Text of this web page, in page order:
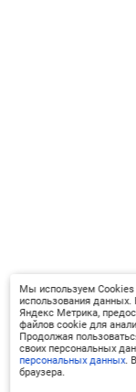
Мы используем Cookies
использования данных.
Яндекс Метрика,
файлов cookie для
Продолжая
своих персональных
персональных данных.
браузера.